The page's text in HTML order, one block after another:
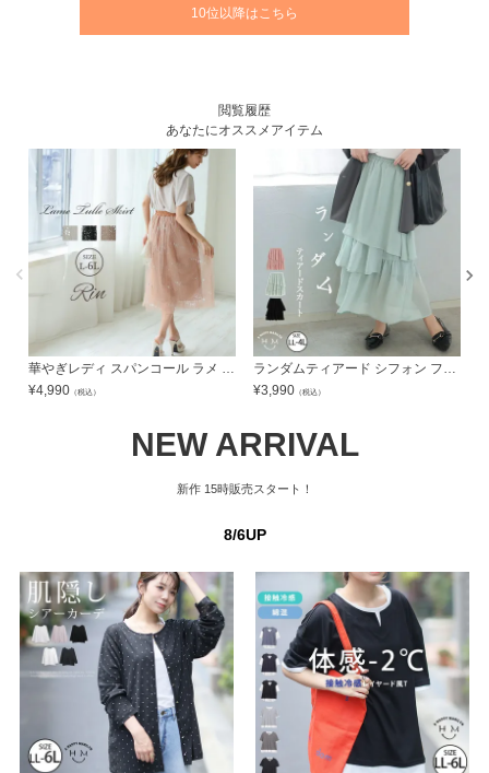
10位以降はこちら
閲覧履歴
あなたにオススメアイテム
華やぎレディ スパンコール ラメ チュールスカート | 大きいサイズの通販ならハッピーマリリン
¥4,990 （税込）
ランダムティアード シフォン フレア ロングスカート | 大きいサイズの通販ならハッピーマリリン
¥3,990 （税込）
NEW ARRIVAL
新作 15時販売スタート！
8/6UP